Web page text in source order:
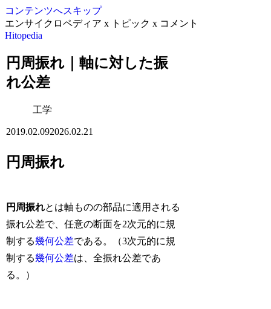
コンテンツへスキップ
エンサイクロペディア x トピック x コメント
Hitopedia
円周振れ｜軸に対した振
れ公差
工学
2019.02.092026.02.21
円周振れ
円周振れとは軸ものの部品に適用される
振れ公差で、任意の断面を2次元的に規
制する幾何公差である。（3次元的に規
制する幾何公差は、全振れ公差であ
る。）